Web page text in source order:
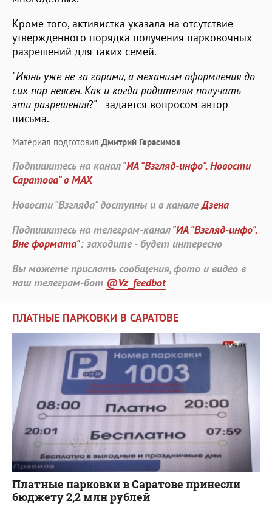
Кроме того, активистка указала на отсутствие
утвержденного порядка получения парковочных
разрешений для таких семей.
"Июнь уже не за горами, а механизм оформления до
сих пор неясен. Как и когда родителям получать
эти разрешения?" - задается вопросом автор
письма.
Материал подготовил Дмитрий Герасимов
Подпишитесь на канал"ИА "Взгляд-инфо". Новости
Саратова" в MAX
Новости "Взгляда" доступны и в каналеДзена
Подпишитесь на телеграм-канал"ИА "Взгляд-инфо".
Вне формата": заходите - будет интересно
Вы можете прислать сообщения, фото и видео в
наш телеграм-бот @Vz_feedbot
ПЛАТНЫЕ ПАРКОВКИ В САРАТОВЕ
Платные парковки в Саратове принесли
бюджету 2,2 млн рублей